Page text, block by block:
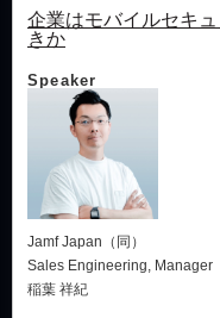
企業はモバイルセキ
きか
Speaker
Jamf Japan（同）
Sales Engineering, Manager
稲葉 祥紀